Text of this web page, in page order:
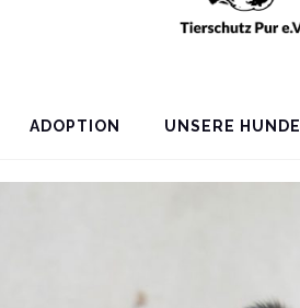
ADOPTION UNSERE HUNDE